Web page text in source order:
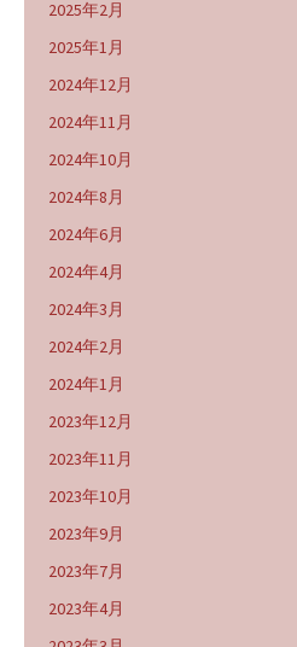
2025年2月
2025年1月
2024年12月
2024年11月
2024年10月
2024年8月
2024年6月
2024年4月
2024年3月
2024年2月
2024年1月
2023年12月
2023年11月
2023年10月
2023年9月
2023年7月
2023年4月